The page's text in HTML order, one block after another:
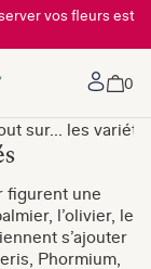
vos fleurs est
Mon
0
sur... les
figurent une
l’olivier, le
s’ajouter
Phormium,